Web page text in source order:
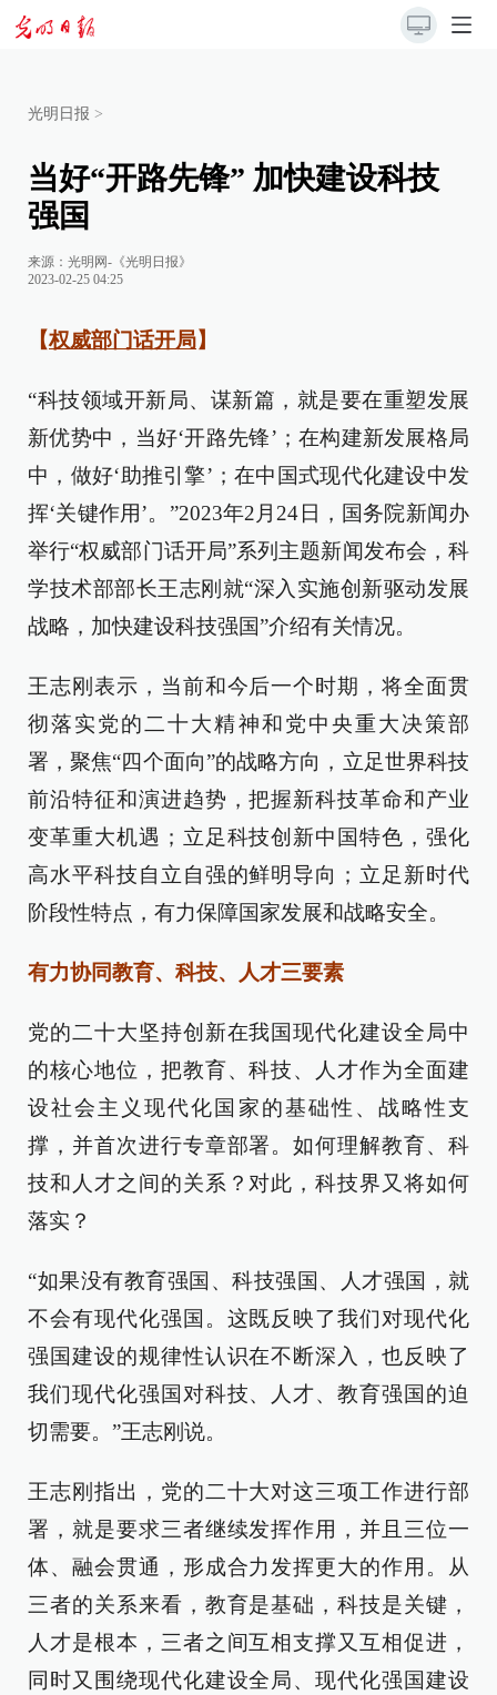
光明日报 >
当好“开路先锋” 加快建设科技
强国
来源： 光明网-《光明日报》
2023-02-25 04:25
【权威部门话开局】
“科技领域开新局、谋新篇，就是要在重塑发展
新优势中，当好‘开路先锋’；在构建新发展格局
中，做好‘助推引擎’；在中国式现代化建设中发
挥‘关键作用’。”2023年2月24日，国务院新闻办
举行“权威部门话开局”系列主题新闻发布会，科
学技术部部长王志刚就“深入实施创新驱动发展
战略，加快建设科技强国”介绍有关情况。
王志刚表示，当前和今后一个时期，将全面贯
彻落实党的二十大精神和党中央重大决策部
署，聚焦“四个面向”的战略方向，立足世界科技
前沿特征和演进趋势，把握新科技革命和产业
变革重大机遇；立足科技创新中国特色，强化
高水平科技自立自强的鲜明导向；立足新时代
阶段性特点，有力保障国家发展和战略安全。
有力协同教育、科技、人才三要素
党的二十大坚持创新在我国现代化建设全局中
的核心地位，把教育、科技、人才作为全面建
设社会主义现代化国家的基础性、战略性支
撑，并首次进行专章部署。如何理解教育、科
技和人才之间的关系？对此，科技界又将如何
落实？
“如果没有教育强国、科技强国、人才强国，就
不会有现代化强国。这既反映了我们对现代化
强国建设的规律性认识在不断深入，也反映了
我们现代化强国对科技、人才、教育强国的迫
切需要。”王志刚说。
王志刚指出，党的二十大对这三项工作进行部
署，就是要求三者继续发挥作用，并且三位一
体、融会贯通，形成合力发挥更大的作用。从
三者的关系来看，教育是基础，科技是关键，
人才是根本，三者之间互相支撑又互相促进，
同时又围绕现代化建设全局、现代化强国建设